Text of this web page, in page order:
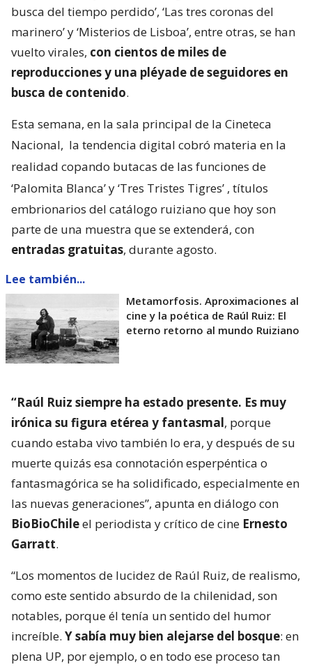
busca del tiempo perdido’, ‘Las tres coronas del
marinero’ y ‘Misterios de Lisboa’, entre otras, se han
vuelto virales, con cientos de miles de
reproducciones y una pléyade de seguidores en
busca de contenido.
Esta semana, en la sala principal de la Cineteca
Nacional, la tendencia digital cobró materia en la
realidad copando butacas de las funciones de
‘Palomita Blanca’ y ‘Tres Tristes Tigres’ , títulos
embrionarios del catálogo ruiziano que hoy son
parte de una muestra que se extenderá, con
entradas gratuitas, durante agosto.
Lee también...
Metamorfosis. Aproximaciones al
cine y la poética de Raúl Ruiz: El
eterno retorno al mundo Ruiziano
“Raúl Ruiz siempre ha estado presente. Es muy
irónica su figura etérea y fantasmal, porque
cuando estaba vivo también lo era, y después de su
muerte quizás esa connotación esperpéntica o
fantasmagórica se ha solidificado, especialmente en
las nuevas generaciones”, apunta en diálogo con
BioBioChileel periodista y crítico de cine Ernesto
Garratt.
“Los momentos de lucidez de Raúl Ruiz, de realismo,
como este sentido absurdo de la chilenidad, son
notables, porque él tenía un sentido del humor
increíble. Y sabía muy bien alejarse del bosque: en
plena UP, por ejemplo, o en todo ese proceso tan